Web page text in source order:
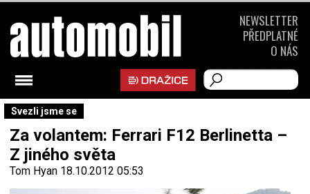
Svezli jsme se
Za volantem: Ferrari F12 Berlinetta –
Z jiného světa
Tom Hyan 18.10.2012 05:53
NEWSLETTER
PŘEDPLATNÉ
O NÁS